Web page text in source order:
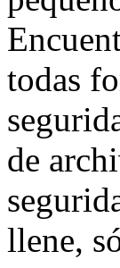
todas
de
llene,